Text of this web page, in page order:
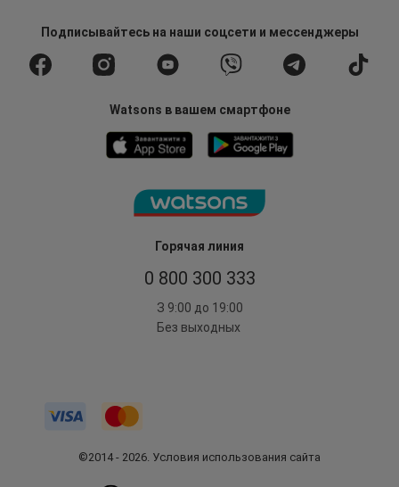
Горячая линия
0 800 300 333
З 9:00 до 19:00
Без выходных
Подписывайтесьна наши соцсети и мессенджеры
Watsons в вашем смартфоне
©2014 - 2026. Условия использования сайта